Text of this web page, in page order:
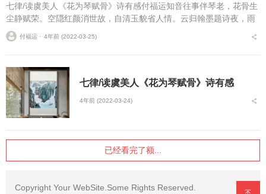
七律/读虞美人《花为琴赋骨》诗有感付福运知音往事伴琴老，花骨生
尘静赋荣。空隠红颜消世故，自清玉貌省人情。云归翰墨题诗夜，雨
打纱窗偷梦卿。满案闲文心地种，逍遥国里远浮名。...
付福运 ⋅ 4年前 (2022-03-25)
七律/读虞美人《花为琴赋骨》诗有感
4年前 (2022-03-24)
已经看完了额...
Copyright Your WebSite.Some Rights Reserved.